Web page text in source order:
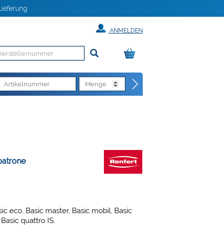
Lieferung
ANMELDEN
eco, Basic master, Basic mobil, Basic
quattro IS.